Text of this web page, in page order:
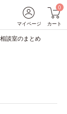
マイページ
0
カート
談室のまとめ